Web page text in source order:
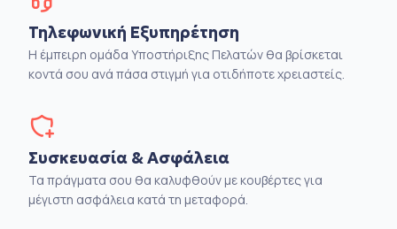
Τηλεφωνική Εξυπηρέτηση
Η έμπειρη ομάδα Υποστήριξης Πελατών θα βρίσκεται
κοντά σου ανά πάσα στιγμή για οτιδήποτε χρειαστείς.
Συσκευασία & Ασφάλεια
Τα πράγματα σου θα καλυφθούν με κουβέρτες για
μέγιστη ασφάλεια κατά τη μεταφορά.